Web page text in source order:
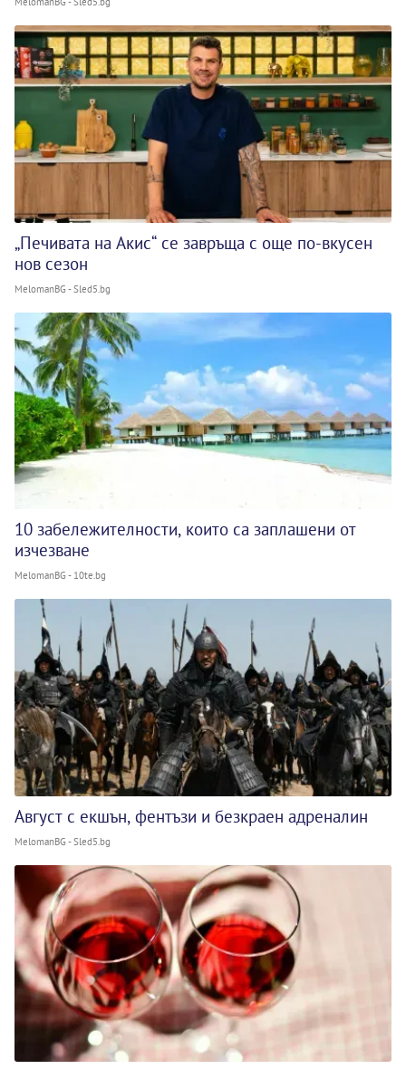
„Печивата на Акис“ се завръща с още по-вкусен
нов сезон
MelomanBG - Sled5.bg
10 забележителности, които са заплашени от
изчезване
MelomanBG - 10te.bg
Август с екшън, фентъзи и безкраен адреналин
MelomanBG - Sled5.bg